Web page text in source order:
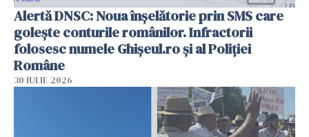
Alertă DNSC: Noua înșelătorie prin SMS care
golește conturile românilor. Infractorii
folosesc numele Ghișeul.ro și al Poliției
Române
30 IULIE 2026